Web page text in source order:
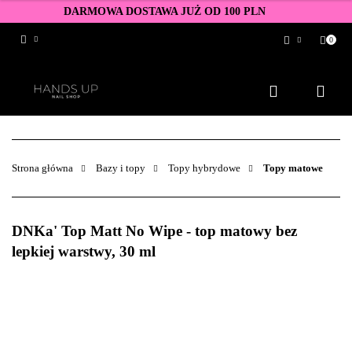
DARMOWA DOSTAWA JUŻ OD 100 PLN
Zarejestruj się
Dodaj zgłoszenie
Zgody cookies
0
Strona główna Bazy i topy Topy hybrydowe Topy matowe
DNKa' Top Matt No Wipe - top matowy bez
lepkiej warstwy, 30 ml